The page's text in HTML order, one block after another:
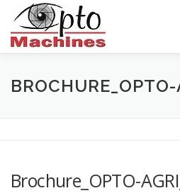
contenu
ACCUEIL AGRONOMIE
CONTACTS FRANÇAIS
BROCHURE_OPTO-
Brochure_OPTO-